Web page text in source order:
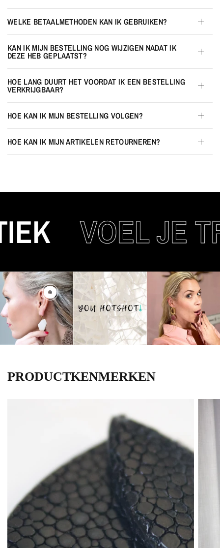
WELKE BETAALMETHODEN KAN IK GEBRUIKEN?
KAN IK MIJN BESTELLING NOG WIJZIGEN NADAT IK
DEZE HEB GEPLAATST?
HOE LANG DUURT HET VOORDAT IK EEN BESTELLING
VERKRIJGBAAR?
HOE KAN IK MIJN BESTELLING VOLGEN?
HOE KAN IK MIJN ARTIKELEN RETOURNEREN?
VOEL JE
PRODUCTKENMERKEN